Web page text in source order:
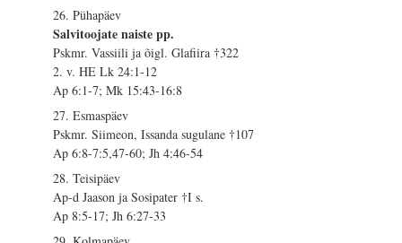
26. Pühapäev
Salvitoojate naiste pp.
Pskmr. Vassiili ja õigl. Glafiira †322
2. v. HE Lk 24:1-12
Ap 6:1-7; Mk 15:43-16:8
27. Esmaspäev
Pskmr. Siimeon, Issanda sugulane †107
Ap 6:8-7:5,47-60; Jh 4:46-54
28. Teisipäev
Ap-d Jaason ja Sosipater †I s.
Ap 8:5-17; Jh 6:27-33